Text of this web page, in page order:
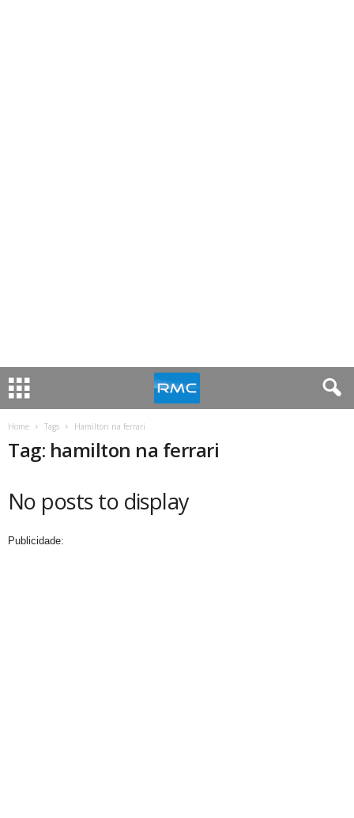
Home Tags Hamilton na ferrari
Tag: hamilton na ferrari
No posts to display
Publicidade: